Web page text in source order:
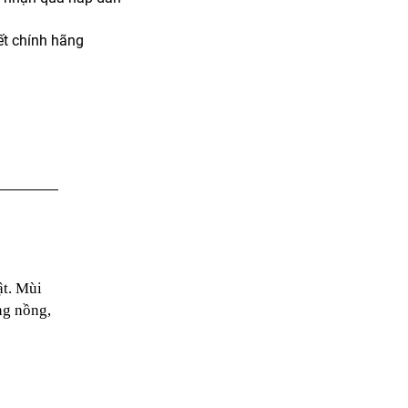
chính hãng
Mùi
nồng,